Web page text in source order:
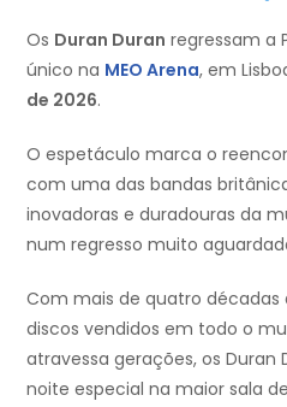
Os Duran Duran regressam a
único na MEO Arena, em
de 2026.
O espetáculo marca o
com uma das bandas
inovadoras e duradouras da
num regresso muito
Com mais de quatro décadas
discos vendidos em todo o
atravessa gerações, os
noite especial na maior sala